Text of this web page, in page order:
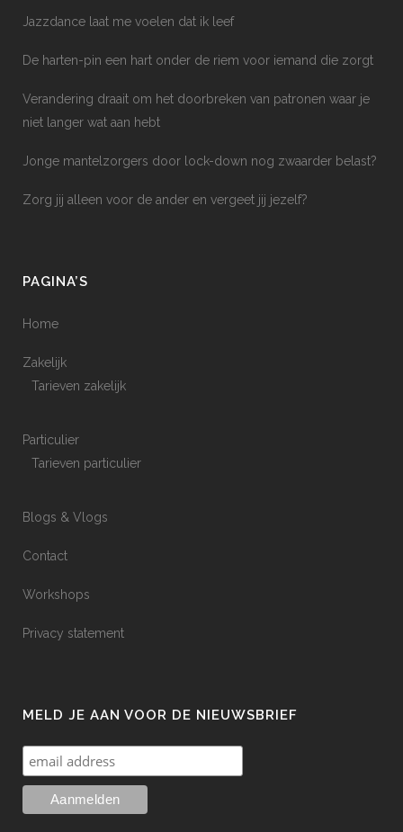
Jazzdance laat me voelen dat ik leef
De harten-pin een hart onder de riem voor iemand die zorgt
Verandering draait om het doorbreken van patronen waar je
niet langer wat aan hebt
Jonge mantelzorgers door lock-down nog zwaarder belast?
Zorg jij alleen voor de ander en vergeet jij jezelf?
PAGINA’S
Home
Zakelijk
Tarieven zakelijk
Particulier
Tarieven particulier
Blogs & Vlogs
Contact
Workshops
Privacy statement
MELD JE AAN VOOR DE NIEUWSBRIEF